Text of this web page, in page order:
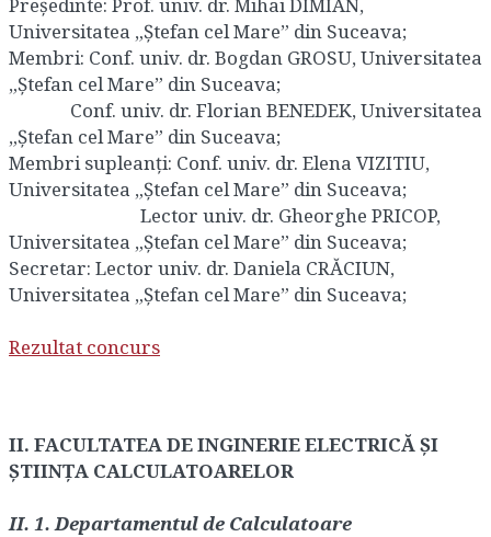
Universitatea „Ștefan cel Mare” din Suceava;
Membri: Conf. univ. dr. Bogdan GROSU, Universitatea
„Ștefan cel Mare” din Suceava;
Conf. univ. dr. Florian BENEDEK, Universitatea
„Ștefan cel Mare” din Suceava;
Membri supleanţi: Conf. univ. dr. Elena VIZITIU,
Universitatea „Ștefan cel Mare” din Suceava;
Lector univ. dr. Gheorghe PRICOP,
Universitatea „Ștefan cel Mare” din Suceava;
Secretar: Lector univ. dr. Daniela CRĂCIUN,
Universitatea „Ștefan cel Mare” din Suceava;
Rezultat concurs
II. FACULTATEA DE INGINERIE ELECTRICĂ ȘI
ȘTIINȚA CALCULATOARELOR
II. 1. Departamentul de Calculatoare